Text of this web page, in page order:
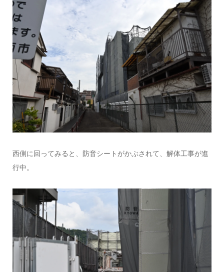
西側に回ってみると、防音シートがかぶされて、解体工事が進
行中。